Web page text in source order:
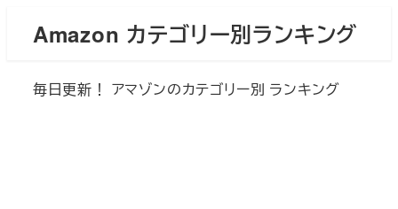
Amazon カテゴリー別ランキング
毎日更新！ アマゾンのカテゴリー別 ランキング